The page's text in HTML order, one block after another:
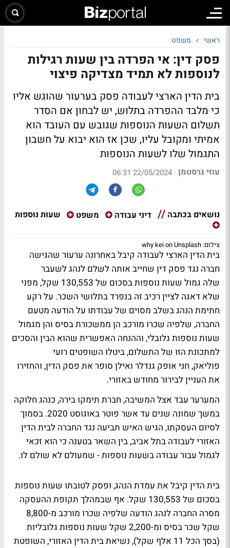
ראשי משפט
פסק דין: אי הפרדה בין שעות רגילות
לנוספות לא תמיד מצדיקה פיצוי
בית הדין הארצי לעבודה פסק בערעור שהוגש אליו
כי מלבד ההפרדה בתלוש, יש לבחון אם הסדר
תשלום השעות הנוספות שגובש עם העובד הוא
אמיתי ומקובל עליו, שכן אז הוא יבוא על חשבון
התגמול שלו לשעות הנוספות
עוזי גרסטמן |
22/05/2024 06:31
נושאים בכתבה דיני עבודה משפט שעות נוספות
צילום: why kei on Unsplash
בית הדין הארצי לעבודה קיבל באחרונה ערעור שהגישה
חברה נגד פסק דין שחייב אותה לשלם לנהג לשעבר
שלה גמול שעות נוספות בסכום של 130,553 שקל, מפני
שלא דאגה לציין רכיב זה בנפרד בתלושי השכר. על רקע
חתימת הנהג בשלב מסוים של עבודתו על הודעה מטעם
החברה, שלפיה שכרו מורכב הן ממשכורת בסיס והן מגמול
שעות נוספות גלובלי, וההנחה האפשרית שהוא הבין והסכים
למתכונת הזו של התשלום, ביטלו השופטים רועי
פוליאק, חני אופק גנדלר ואילן סופר את פסק הדין, והחזירו
את העניין לבירור מחודש באזורי.
המערער עבד אצל המשיבה, חברת תימקו בירה, כנהג חלוקה
במשך שמונה שנים עד אשר פוטר באוגוסט 2020. בסמוך
לסיום העסקתו, הגיש האיש תביעה נגד החברה לבית הדין
האזורי לעבודה בתל אביב, בין השאר בטענה כי הוא זכאי
לגמול עבור עבודה בשעות נוספות - שמעולם לא שולם לו.
בית הדין קיבל את עמדת הנהג, ופסק לטובתו שעות נוספות
בסכום של 130,553 שקל. אף שבמהלך תקופת ההעסקה
מסרה החברה לנהג הודעה שלפיה שכרו מורכב מ-8,800
שקל שכר בסיס ומ-2,200 שקל שעות נוספות גלובליות
(בסך הכל 11 אלף שקל), נשיאת בית הדין האזורי, השופטת